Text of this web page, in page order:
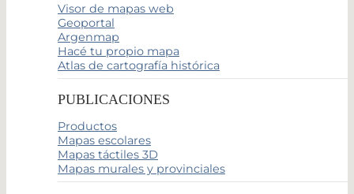
Visor de mapas web
Geoportal
Argenmap
Hacé tu propio mapa
Atlas de cartografía histórica
PUBLICACIONES
Productos
Mapas escolares
Mapas táctiles 3D
Mapas murales y provinciales